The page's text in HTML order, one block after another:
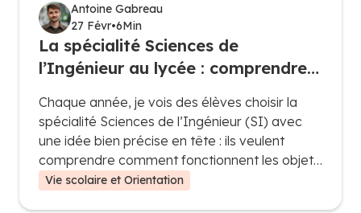
Antoine Gabreau
27 Févr•6Min
La spécialité Sciences de
l’Ingénieur au lycée : comprendre,
Chaque année, je vois des élèves choisir la
spécialité Sciences de l’Ingénieur (SI) avec
une idée bien précise en tête : ils veulent
comprendre comment fonctionnent les objets
qui nous entourent, concevoir des systèmes
Vie scolaire et Orientation